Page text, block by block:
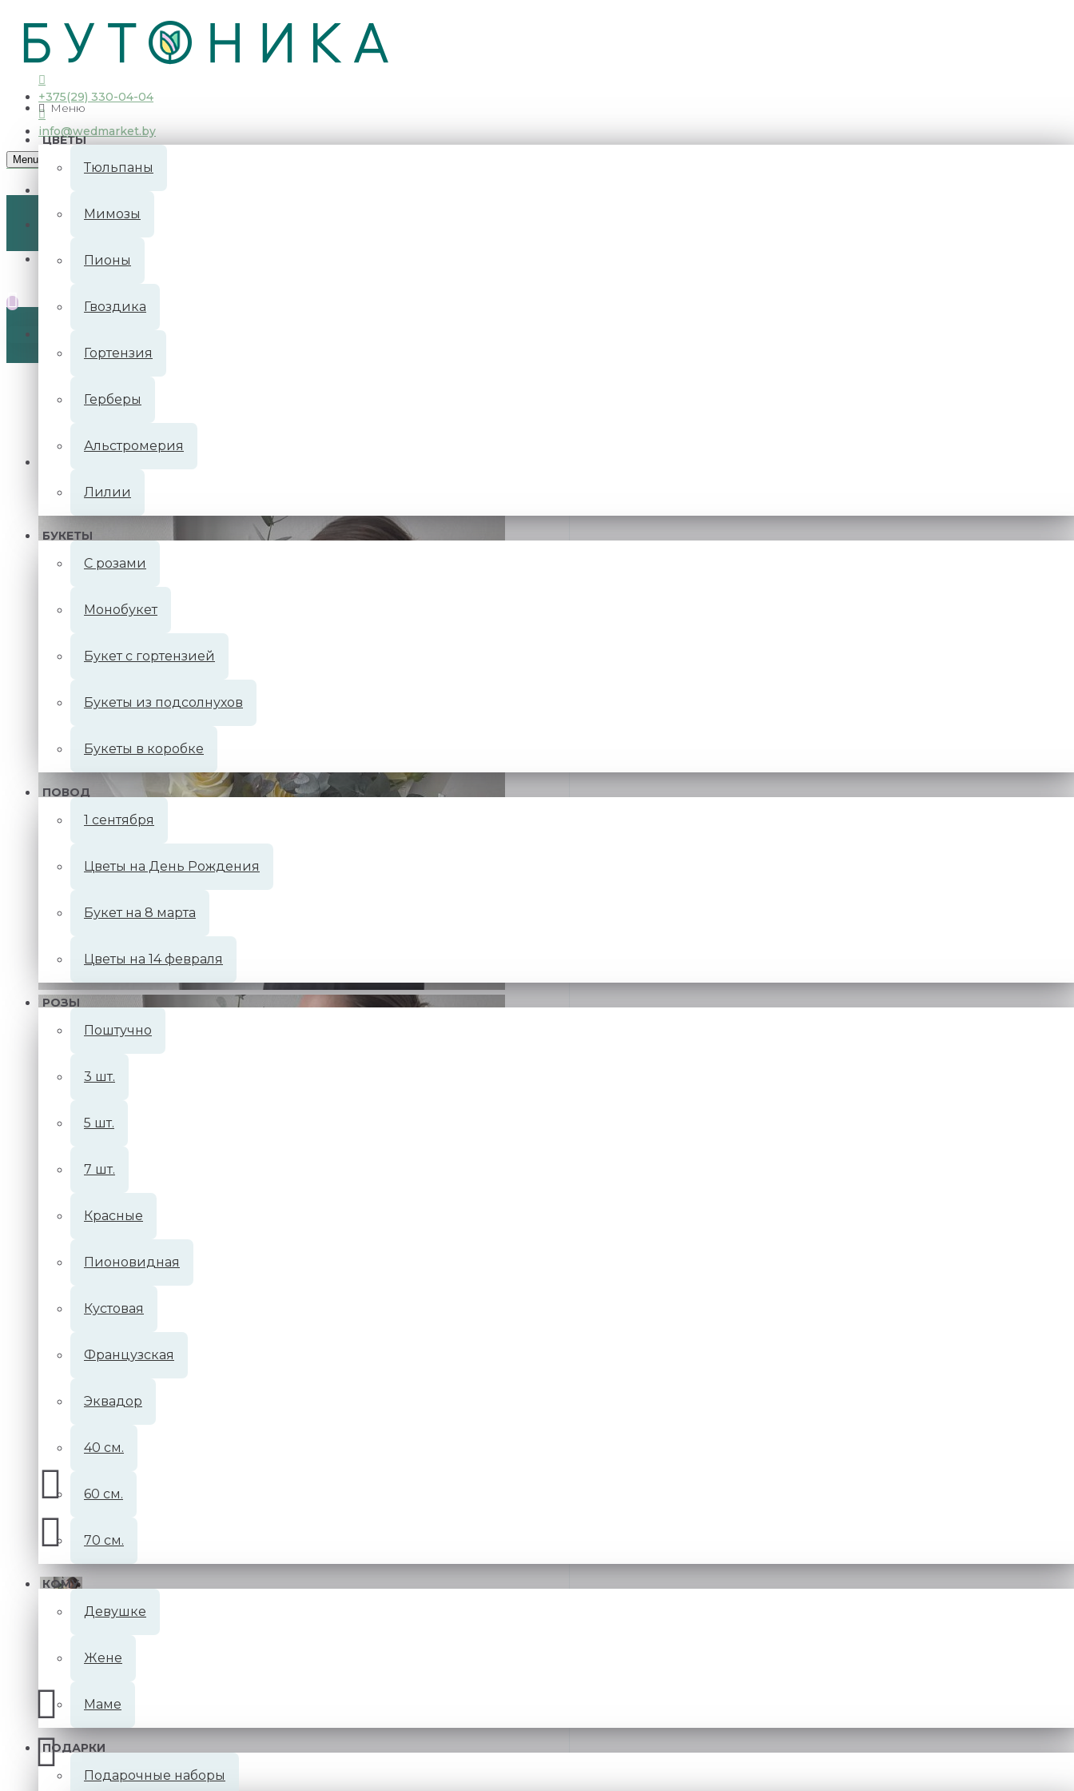
Доставка
Меню
ЦВЕТЫ
Тюльпаны
Мимозы
Пионы
Гвоздика
Гортензия
Герберы
Альстромерия
Лилии
БУКЕТЫ
С розами
Монобукет
Букет с гортензией
Букеты из подсолнухов
Букеты в коробке
ПОВОД
1 сентября
Цветы на День Рождения
Букет на 8 марта
Цветы на 14 февраля
РОЗЫ
Поштучно
3 шт.
5 шт.
7 шт.
Красные
Пионовидная
Кустовая
Французская
Эквадор
40 см.
60 см.
70 см.
КОМУ
Девушке
Жене
Маме
ПОДАРКИ
Подарочные наборы
В корзине пусто!
+375(29) 330-04-04
info@wedmarket.by
Menu